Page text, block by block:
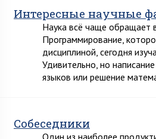
Интересные научные
Наука всё чаще обращает
Программирование,
дисциплиной, сегодня
Удивительно, но
языков или решение
Собеседники
Один из наиболее